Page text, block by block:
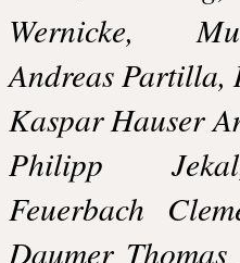
Wernicke,
Andreas Partilla,
Kaspar Hauser
Philipp
Feuerbach
Daumer